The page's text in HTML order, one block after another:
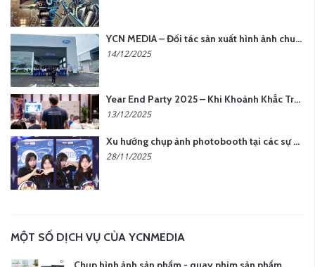
YCN MEDIA – Đối tác sản xuất hình ảnh chuyên nghiệp cho doanh nghiệp tại Hà Nội
14/12/2025
Year End Party 2025 – Khi Khoảnh Khắc Trở Thành Dấu Ấn | Gói Ưu Đãi Tháng 12 Từ YCN Media
13/12/2025
Xu hướng chụp ảnh photobooth tại các sự kiện hiện nay
28/11/2025
MỘT SỐ DỊCH VỤ CỦA YCNMEDIA